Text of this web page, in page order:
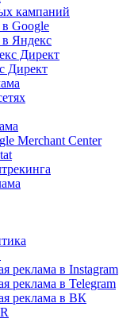
кампаний
Google
Яндекс
Директ
Директ
Merchant Center
реклама в Instagram
реклама в Telegram
реклама в ВК